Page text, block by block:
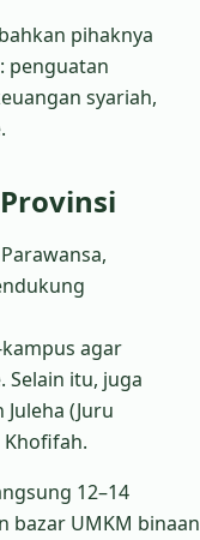
pihaknya
penguatan
syariah,
agar
Selain itu, juga
(Juru
Khofifah.
12–14
bazar UMKM binaan